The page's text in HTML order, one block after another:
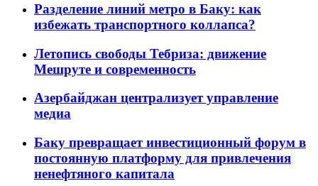
Разделение линий метро в Баку: как
избежать транспортного коллапса?
Летопись свободы Тебриза: движение
Мешруте и современность
Азербайджан централизует управление
медиа
Баку превращает инвестиционный форум в
постоянную платформу для привлечения
ненефтяного капитала